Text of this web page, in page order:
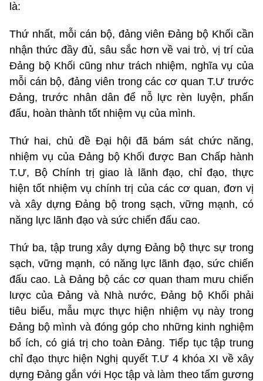
là:
Thứ nhất, mỗi cán bộ, đảng viên Đảng bộ Khối cần
nhận thức đầy đủ, sâu sắc hơn về vai trò, vị trí của
Đảng bộ Khối cũng như trách nhiệm, nghĩa vụ của
mỗi cán bộ, đảng viên trong các cơ quan T.Ư trước
Đảng, trước nhân dân để nỗ lực rèn luyện, phấn
đấu, hoàn thành tốt nhiệm vụ của mình.
Thứ hai, chủ đề Đại hội đã bám sát chức năng,
nhiệm vụ của Đảng bộ Khối được Ban Chấp hành
T.Ư, Bộ Chính trị giao là lãnh đạo, chỉ đạo, thực
hiện tốt nhiệm vụ chính trị của các cơ quan, đơn vị
và xây dựng Đảng bộ trong sạch, vững mạnh, có
năng lực lãnh đạo và sức chiến đấu cao.
Thứ ba, tập trung xây dựng Đảng bộ thực sự trong
sạch, vững mạnh, có năng lực lãnh đạo, sức chiến
đấu cao. Là Đảng bộ các cơ quan tham mưu chiến
lược của Đảng và Nhà nước, Đảng bộ Khối phải
tiêu biểu, mẫu mực thực hiện nhiệm vụ này trong
Đảng bộ mình và đóng góp cho những kinh nghiệm
bổ ích, có giá trị cho toàn Đảng. Tiếp tục tập trung
chỉ đạo thực hiện Nghị quyết T.Ư 4 khóa XI về xây
dựng Đảng gắn với Học tập và làm theo tấm gương